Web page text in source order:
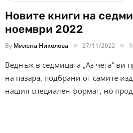
Новите книги на
ноември 2022
By Милена Николова 27/11/2022
Веднъж в седмицата „Аз чета“ ви
на пазара, подбрани от самите
нашия специален формат, но